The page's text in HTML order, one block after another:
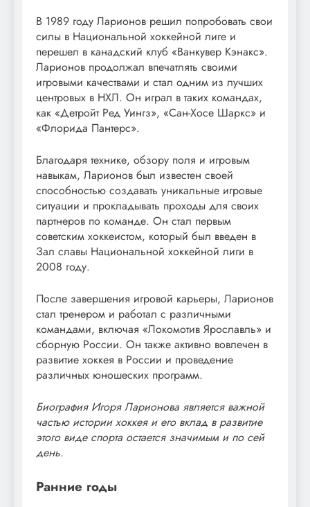
В 1989 году Ларионов решил попробовать свои
силы в Национальной хоккейной лиге и
перешел в канадский клуб «Ванкувер Кэнакс».
Ларионов продолжал впечатлять своими
игровыми качествами и стал одним из лучших
центровых в НХЛ. Он играл в таких командах,
как «Детройт Ред Уингз», «Сан-Хосе Шаркс» и
«Флорида Пантерс».
Благодаря технике, обзору поля и игровым
навыкам, Ларионов был известен своей
способностью создавать уникальные игровые
ситуации и прокладывать проходы для своих
партнеров по команде. Он стал первым
советским хоккеистом, который был введен в
Зал славы Национальной хоккейной лиги в
2008 году.
После завершения игровой карьеры, Ларионов
стал тренером и работал с различными
командами, включая «Локомотив Ярославль» и
сборную России. Он также активно вовлечен в
развитие хоккея в России и проведение
различных юношеских программ.
Биография Игоря Ларионова является важной
частью истории хоккея и его вклад в развитие
этого виде спорта остается значимым и по сей
день.
Ранние годы